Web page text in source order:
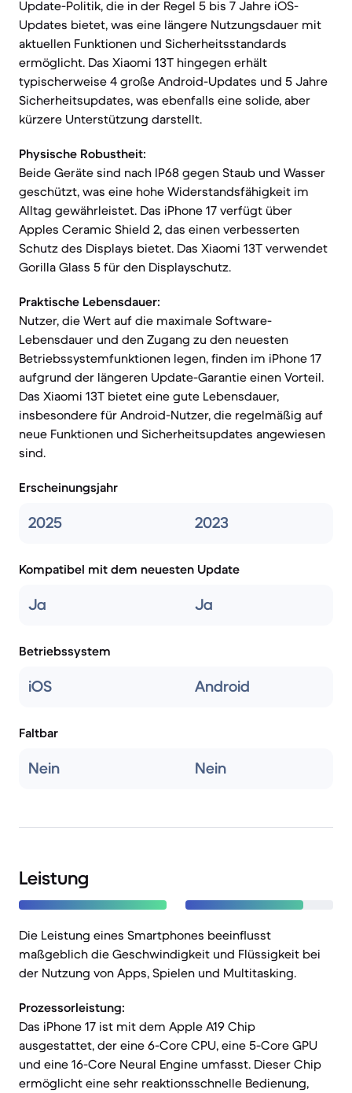
Update-Politik, die in der Regel 5 bis 7 Jahre iOS-
Updates bietet, was eine längere Nutzungsdauer mit
aktuellen Funktionen und Sicherheitsstandards
ermöglicht. Das Xiaomi 13T hingegen erhält
typischerweise 4 große Android-Updates und 5 Jahre
Sicherheitsupdates, was ebenfalls eine solide, aber
kürzere Unterstützung darstellt.
Physische Robustheit:
Beide Geräte sind nach IP68 gegen Staub und Wasser
geschützt, was eine hohe Widerstandsfähigkeit im
Alltag gewährleistet. Das iPhone 17 verfügt über
Apples Ceramic Shield 2, das einen verbesserten
Schutz des Displays bietet. Das Xiaomi 13T verwendet
Gorilla Glass 5 für den Displayschutz.
Praktische Lebensdauer:
Nutzer, die Wert auf die maximale Software-
Lebensdauer und den Zugang zu den neuesten
Betriebssystemfunktionen legen, finden im iPhone 17
aufgrund der längeren Update-Garantie einen Vorteil.
Das Xiaomi 13T bietet eine gute Lebensdauer,
insbesondere für Android-Nutzer, die regelmäßig auf
neue Funktionen und Sicherheitsupdates angewiesen
sind.
Erscheinungsjahr
2025 2023
Kompatibel mit dem neuesten Update
Ja Ja
Betriebssystem
iOS Android
Faltbar
Nein Nein
Leistung
Die Leistung eines Smartphones beeinflusst
maßgeblich die Geschwindigkeit und Flüssigkeit bei
der Nutzung von Apps, Spielen und Multitasking.
Prozessorleistung:
Das iPhone 17 ist mit dem Apple A19 Chip
ausgestattet, der eine 6-Core CPU, eine 5-Core GPU
und eine 16-Core Neural Engine umfasst. Dieser Chip
ermöglicht eine sehr reaktionsschnelle Bedienung,